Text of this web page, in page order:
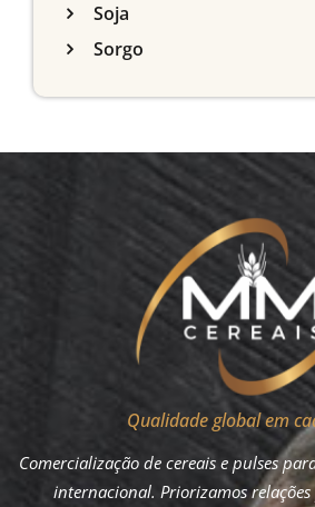
Soja
Sorgo
Qualidade global em
Comercialização de cereais e pulses
internacional. Priorizamos